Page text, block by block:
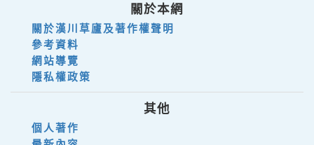
關於本網
關於漢川草廬及著作權聲明
參考資料
網站導覽
隱私權政策
其他
個人著作